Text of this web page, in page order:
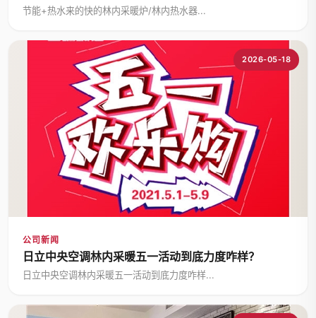
节能+热水来的快的林内采暖炉/林内热水器...
2026-05-18
公司新闻
日立中央空调林内采暖五一活动到底力度咋样？
日立中央空调林内采暖五一活动到底力度咋样...